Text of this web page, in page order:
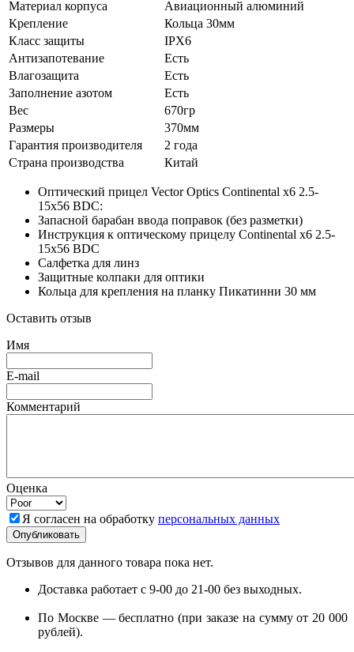
Материал корпуса
Авиационный алюминий
Крепление
Кольца 30мм
Класс защиты
IPX6
Антизапотевание
Есть
Влагозащита
Есть
Заполнение азотом
Есть
Вес
670гр
Размеры
370мм
Гарантия производителя
2 года
Страна производства
Китай
Оптический прицел Vector Optics Continental x6 2.5-
15x56 BDC:
Запасной барабан ввода поправок (без разметки)
Инструкция к оптическому прицелу Continental x6 2.5-
15x56 BDC
Салфетка для линз
Защитные колпаки для оптики
Кольца для крепления на планку Пикатинни 30 мм
Оставить отзыв
Имя
E-mail
Комментарий
Оценка
Я согласен на обработку персональных данных
Отзывов для данного товара пока нет.
Доставка работает с 9-00 до 21-00 без выходных.
По Москве — бесплатно (при заказе на сумму от 20 000
рублей).